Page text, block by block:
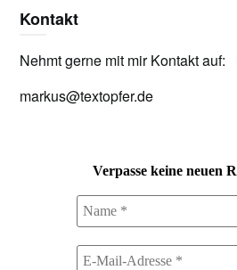
Kontakt
Nehmt gerne mit mir Kontakt auf:
markus@textopfer.de
Verpasse keine neuen